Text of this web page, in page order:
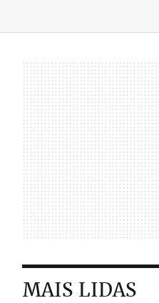
MAIS LIDAS